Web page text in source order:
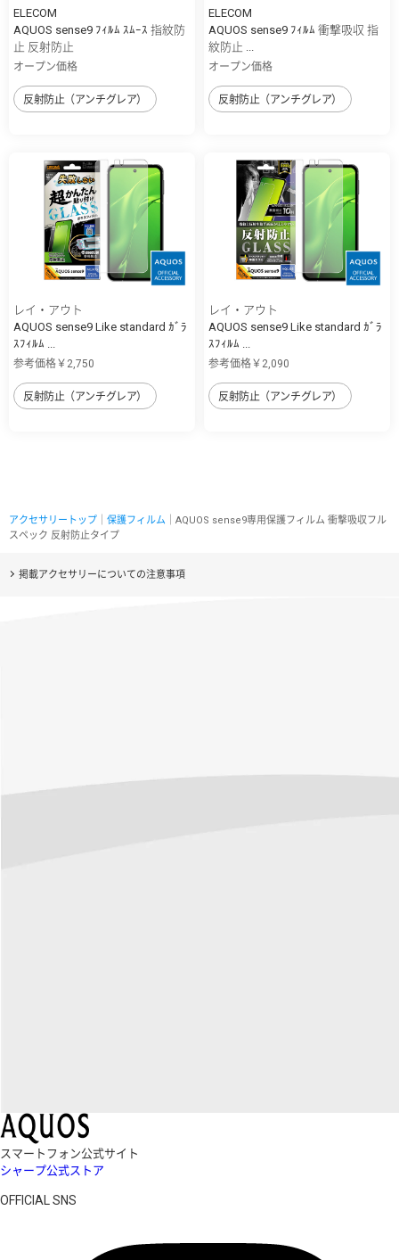
ELECOM
AQUOS sense9 ﾌｨﾙﾑ ｽﾑｰｽ 指紋防
止 反射防止
オープン価格
反射防止（アンチグレア）
ELECOM
AQUOS sense9 ﾌｨﾙﾑ 衝撃吸収 指
紋防止 ...
オープン価格
反射防止（アンチグレア）
レイ・アウト
AQUOS sense9 Like standard ｶﾞﾗ
ｽﾌｨﾙﾑ ...
参考価格￥2,750
反射防止（アンチグレア）
レイ・アウト
AQUOS sense9 Like standard ｶﾞﾗ
ｽﾌｨﾙﾑ ...
参考価格￥2,090
反射防止（アンチグレア）
アクセサリートップ 保護フィルム ｜AQUOS sense9専用保護フィルム 衝撃吸収フル
スペック 反射防止タイプ
掲載アクセサリーについての注意事項
スマートフォン公式サイト
シャープ公式ストア
OFFICIAL SNS